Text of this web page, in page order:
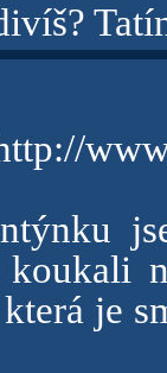
koukali
je